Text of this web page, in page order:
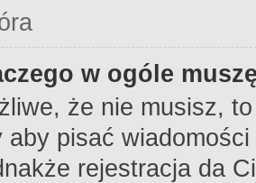
w ogóle
że nie musisz,
aby pisać
rejestracja da